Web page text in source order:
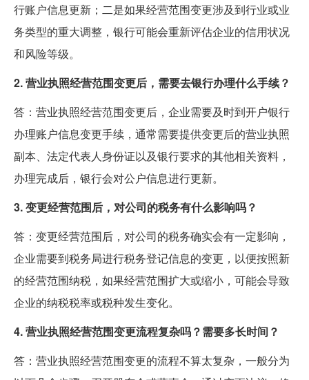
行账户信息更新；二是如果经营范围变更涉及到行业或业
务类型的重大调整，银行可能会重新评估企业的信用状况
和风险等级。
2. 营业执照经营范围变更后，需要去银行办理什么手续？
答：营业执照经营范围变更后，企业需要及时到开户银行
办理账户信息变更手续，通常需要提供变更后的营业执照
副本、法定代表人身份证以及银行要求的其他相关资料，
办理完成后，银行会对公户信息进行更新。
3. 变更经营范围后，对公司的税务有什么影响吗？
答：变更经营范围后，对公司的税务确实会有一定影响，
企业需要到税务局进行税务登记信息的变更，以便按照新
的经营范围纳税，如果经营范围扩大或缩小，可能会导致
企业的纳税税率或税种发生变化。
4. 营业执照经营范围变更流程复杂吗？需要多长时间？
答：营业执照经营范围变更的流程不算太复杂，一般分为